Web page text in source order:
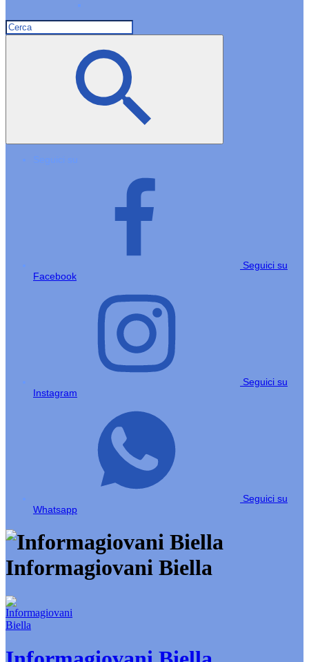
Seguici su
Seguici su
Facebook
Seguici su
Instagram
Seguici su
Whatsapp
Informagiovani Biella